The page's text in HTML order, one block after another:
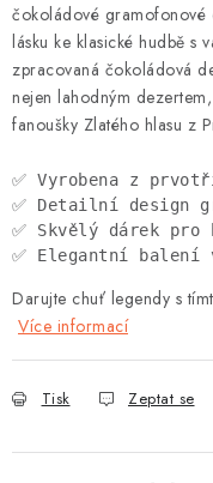
čokoládové gramofonové
lásku ke klasické hudbě s
zpracovaná čokoládová
nejen lahodným
fanoušky Zlatého hlasu z
✅ Vyrobena z
✅ Detailní design
✅ Skvělý dárek
✅ Elegantní
Darujte chuť legendy s
Více informací
Tisk Zeptat se